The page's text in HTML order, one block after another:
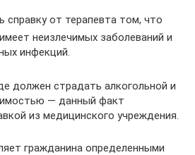
справку от терапевта том, что
неизлечимых заболеваний и
инфекций.
должен страдать алкогольной и
— данный факт
из медицинского учреждения.
гражданина определенными